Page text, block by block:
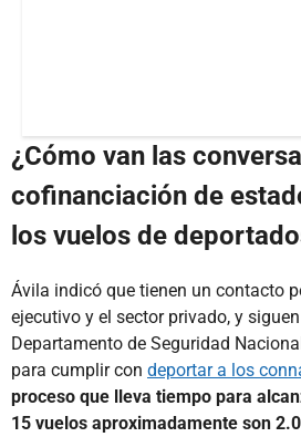
¿Cómo van las
cofinanciación de
los vuelos de
Ávila indicó que tienen un contacto
ejecutivo y el sector privado, y
Departamento de Seguridad
para cumplir con deportar a los
proceso que lleva tiempo para
15 vuelos aproximadamente son